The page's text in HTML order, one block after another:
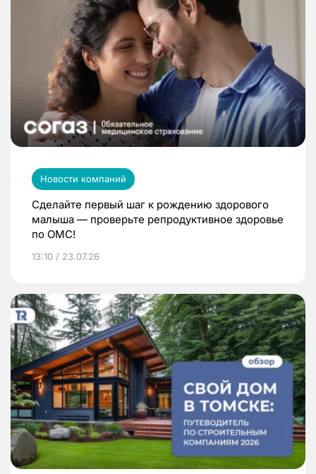
Новости компаний
Сделайте первый шаг к рождению здорового
малыша — проверьте репродуктивное здоровье
по ОМС!
13:10 / 23.07.26